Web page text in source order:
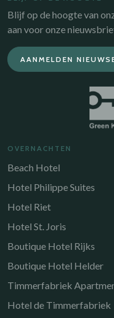
Blijf op de hoogte van
aan voor onze
AANMELDEN
OVERNACHTEN
Beach Hotel
Hotel Philippe Suites
Hotel Riet
Hotel St. Joris
Boutique Hotel Rijks
Boutique Hotel Helder
Timmerfabriek
Hotel de Timmerfabriek